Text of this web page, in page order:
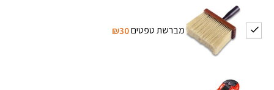
מברשת טפטים₪30